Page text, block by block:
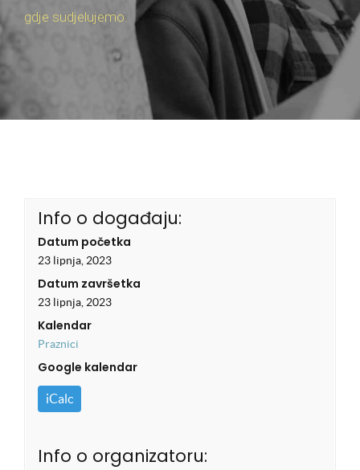
gdje sudjelujemo.
Info o događaju:
Datum početka
23 lipnja, 2023
Datum završetka
23 lipnja, 2023
Kalendar
Praznici
Google kalendar
iCalc
Info o organizatoru: